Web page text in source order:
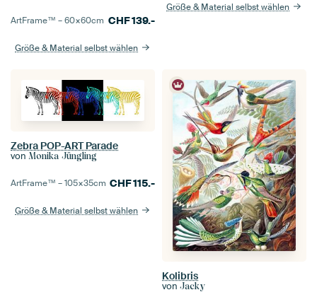
ArtFrame™ –60×60cm CHF139.-
Größe & Material selbst wählen
Größe & Material selbst wählen
Zebra POP-ART Parade
von Monika Jüngling
ArtFrame™ –105×35cm CHF115.-
Größe & Material selbst wählen
Kolibris
von Jacky